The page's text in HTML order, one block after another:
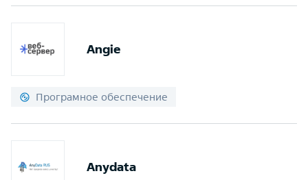
Angie
Програмное обеспечение
Anydata